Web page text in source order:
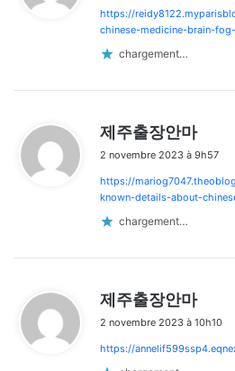
:
https://
chinese-medicine-brain-
chargement…
제주출장안마
t
:
2 novembre 2023 à 9h57
https://
known-details-about-
chargement…
제주출장안마
t
2 novembre 2023 à 10h10
https://